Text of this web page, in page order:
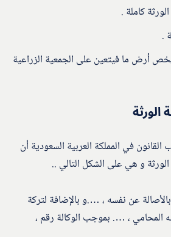
كاملة .
.
أرض ما فيتعين على الجمعية الزراعية
في المملكة العربية السعودية أن
و هي على الشكل التالي ..
عن نفسه ، ….و بالإضافة لتركة
المحامي ، …. بموجب الوكالة رقم ،